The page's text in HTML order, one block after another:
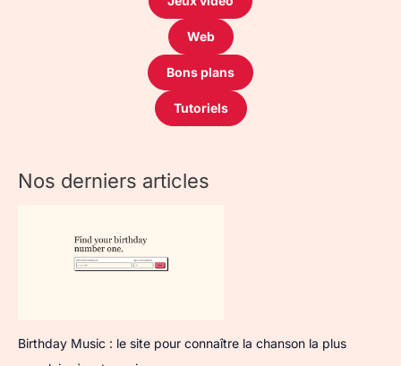
Web
Bons plans
Tutoriels
Nos derniers articles
Birthday Music : le site pour connaître la chanson la plus